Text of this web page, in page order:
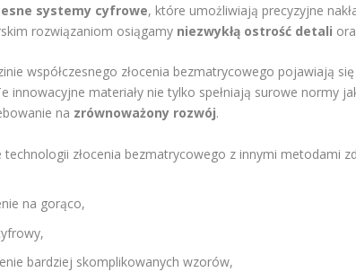
systemy cyfrowe, które umożliwiają precyzyjne
rozwiązaniom osiągamy niezwykłą ostrość detali
współczesnego złocenia bezmatrycowego pojawiają
innowacyjne materiały nie tylko spełniają surowe normy
na zrównoważony rozwój.
technologii złocenia bezmatrycowego z innymi metodami
na gorąco,
bardziej skomplikowanych wzorów,